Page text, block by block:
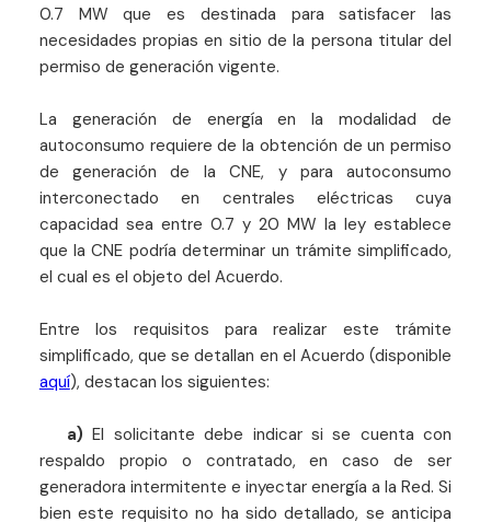
0.7 MW que es destinada para satisfacer las
necesidades propias en sitio de la persona titular del
permiso de generación vigente.
La generación de energía en la modalidad de
autoconsumo requiere de la obtención de un permiso
de generación de la CNE, y para autoconsumo
interconectado en centrales eléctricas cuya
capacidad sea entre 0.7 y 20 MW la ley establece
que la CNE podría determinar un trámite simplificado,
el cual es el objeto del Acuerdo.
Entre los requisitos para realizar este trámite
simplificado, que se detallan en el Acuerdo (disponible
aquí), destacan los siguientes:
a) El solicitante debe indicar si se cuenta con
respaldo propio o contratado, en caso de ser
generadora intermitente e inyectar energía a la Red. Si
bien este requisito no ha sido detallado, se anticipa